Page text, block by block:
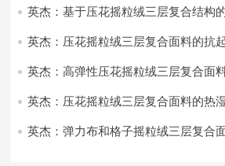
英杰：基于压花摇粒绒三层复合结构
英杰：压花摇粒绒三层复合面料的抗
英杰：高弹性压花摇粒绒三层复合面
英杰：压花摇粒绒三层复合面料的热
英杰：弹力布和格子摇粒绒三层复合